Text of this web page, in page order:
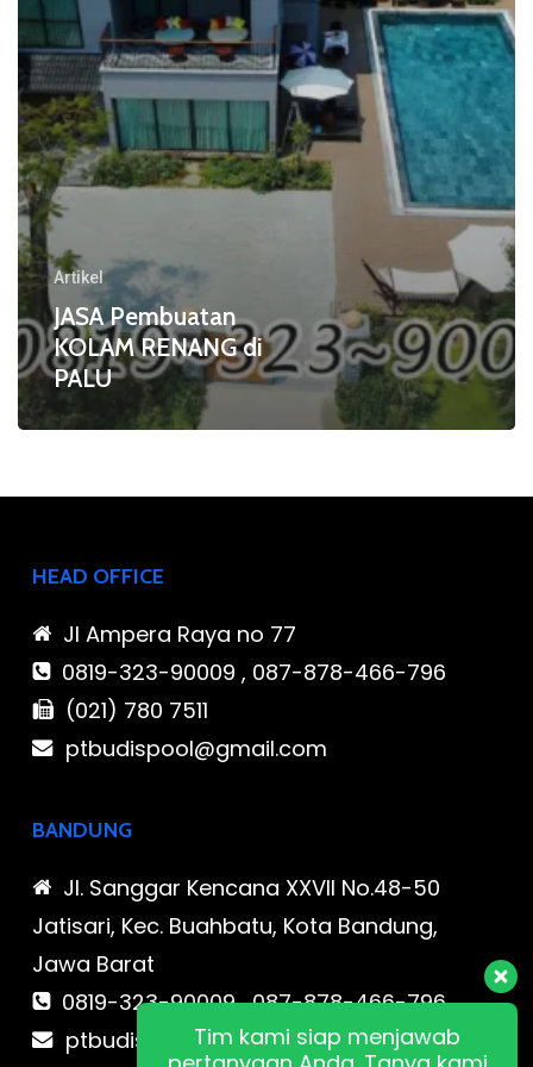
Artikel
JASA Pembuatan
KOLAM RENANG di
PALU
HEAD OFFICE
Jl Ampera Raya no 77
0819-323-90009 , 087-878-466-796
(021) 780 7511
ptbudispool@gmail.com
BANDUNG
Jl. Sanggar Kencana XXVII No.48-50
Jatisari, Kec. Buahbatu, Kota Bandung,
Jawa Barat
0819-323-90009 , 087-878-466-796
ptbudispool@gmail.comTim kami siap menjawab